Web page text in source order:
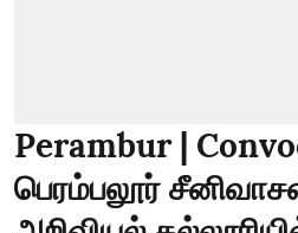
Perambur |
பெரம்பலூர்